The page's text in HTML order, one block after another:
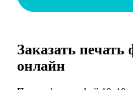
Заказать печать
онлайн